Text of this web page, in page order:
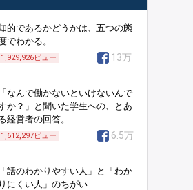
的であるかどうかは、五つの態
でわかる。
1,929,926ビュー 13万
「なんで働かないといけないんで
か？」と聞いた学生への、とあ
経営者の回答。
1,612,297ビュー 6.5万
「話のわかりやすい人」と「わか
りにくい人」のちがい